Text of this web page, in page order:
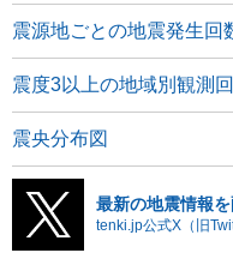
震源地ごとの地震発生回
震度3以上の地域別観測
震央分布図
最新の地震情報
tenki.jp公式X（旧